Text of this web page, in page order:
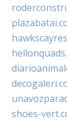
shoes-